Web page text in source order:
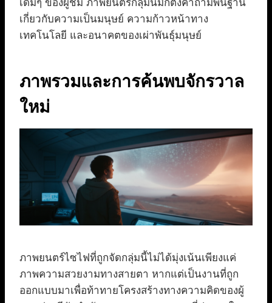
เดิมๆ ของผู้ชม ภาพยนตร์กลุ่มนี้มักตั้งคำถามพื้นฐาน
เกี่ยวกับความเป็นมนุษย์ ความก้าวหน้าทาง
เทคโนโลยี และอนาคตของเผ่าพันธุ์มนุษย์
ภาพรวมและการค้นพบจักรวาล
ใหม่
ภาพยนตร์ไซไฟที่ถูกจัดกลุ่มนี้ไม่ได้มุ่งเน้นเพียงแค่
ภาพความสวยงามทางสายตา หากแต่เป็นงานที่ถูก
ออกแบบมาเพื่อท้าทายโครงสร้างทางความคิดของผู้